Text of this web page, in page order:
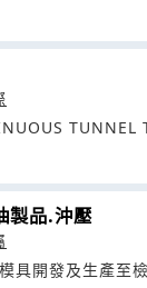
TUNNEL
製品.沖壓
具開發及生產至